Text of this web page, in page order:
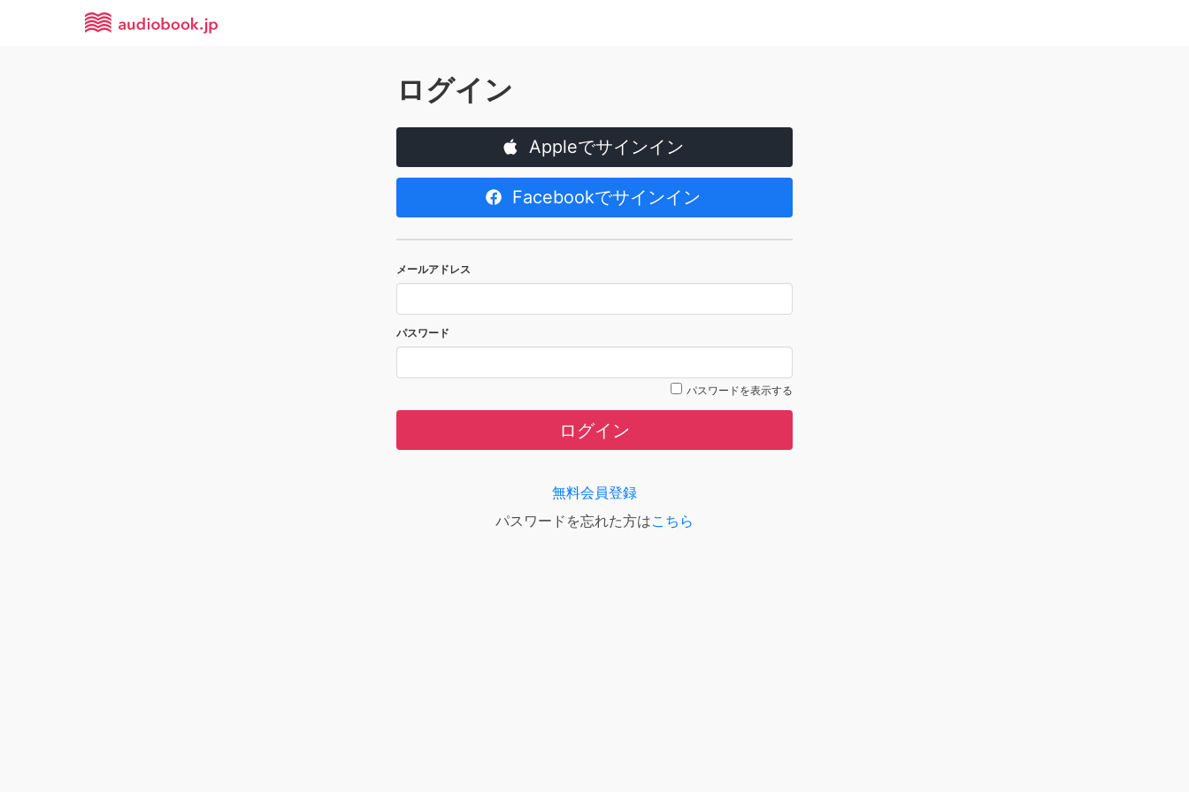
ログイン
Appleでサインイン
Facebookでサインイン
メールアドレス
パスワード
パスワードを表示する
ログイン
無料会員登録
パスワードを忘れた方はこちら